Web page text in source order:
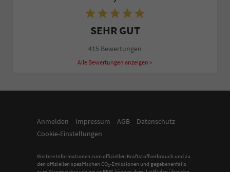
SEHR GUT
415 Bewertungen
Alle Bewertungen anzeigen >
Anmelden Impressum AGB
Datenschutz
Cookie-Einstellungen
Weitere Informationen zum offiziellen Kraftstoffverbrauch und zu
den offiziellen spezifischen CO2-Emissionen und gegebenenfalls